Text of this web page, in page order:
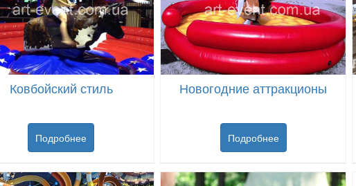
Ковбойский стиль
Подробнее
Новогодние аттракционы
Подробнее